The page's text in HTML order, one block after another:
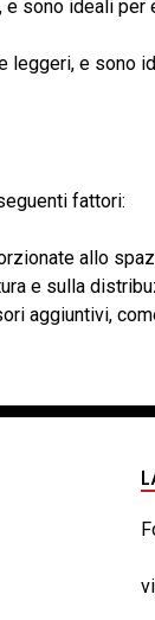
sono ideali
leggeri, e sono
fattori:
allo
e sulla
aggiuntivi,